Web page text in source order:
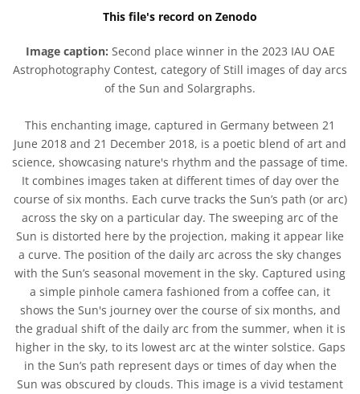
This file's record on Zenodo
Image caption: Second place winner in the 2023 IAU OAE
Astrophotography Contest, category of Still images of day arcs
of the Sun and Solargraphs.
This enchanting image, captured in Germany between 21
June 2018 and 21 December 2018, is a poetic blend of art and
science, showcasing nature's rhythm and the passage of time.
It combines images taken at different times of day over the
course of six months. Each curve tracks the Sun’s path (or arc)
across the sky on a particular day. The sweeping arc of the
Sun is distorted here by the projection, making it appear like
a curve. The position of the daily arc across the sky changes
with the Sun’s seasonal movement in the sky. Captured using
a simple pinhole camera fashioned from a coffee can, it
shows the Sun's journey over the course of six months, and
the gradual shift of the daily arc from the summer, when it is
higher in the sky, to its lowest arc at the winter solstice. Gaps
in the Sun’s path represent days or times of day when the
Sun was obscured by clouds. This image is a vivid testament